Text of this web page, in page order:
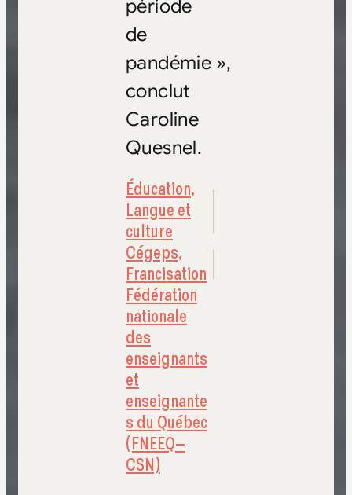
période
de
pandémie »,
conclut
Caroline
Quesnel.
Éducation,
Langue et
culture
Cégeps,
Francisation
Fédération
nationale
des
enseignants
et
enseignante
s du Québec
(FNEEQ–
CSN)